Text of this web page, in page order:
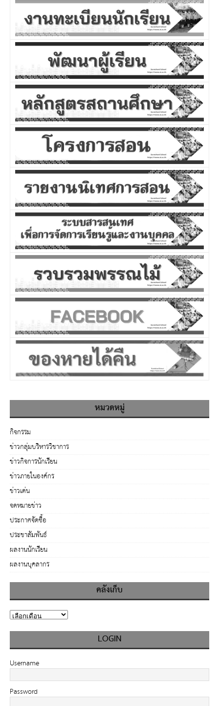
หมวดหมู่
กิจกรรม
ข่าวกลุ่มบริหารวิชาการ
ข่าวกิจการนักเรียน
ข่าวภายในองค์กร
ข่าวเด่น
จดหมายข่าว
ประกาศจัดซื้อ
ประชาสัมพันธ์
ผลงานนักเรียน
ผลงานบุคลากร
คลังเก็บ
LOGIN
Username
Password